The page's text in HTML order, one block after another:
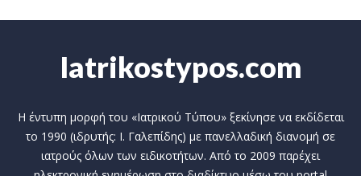
Iatrikostypos.com
Η έντυπη μορφή του «Ιατρικού Τύπου» ξεκίνησε να εκδίδεται
το 1990 (ιδρυτής: Ι. Γαλεπίδης) με πανελλαδική διανομή σε
ιατρούς όλων των ειδικοτήτων. Από το 2009 παρέχει